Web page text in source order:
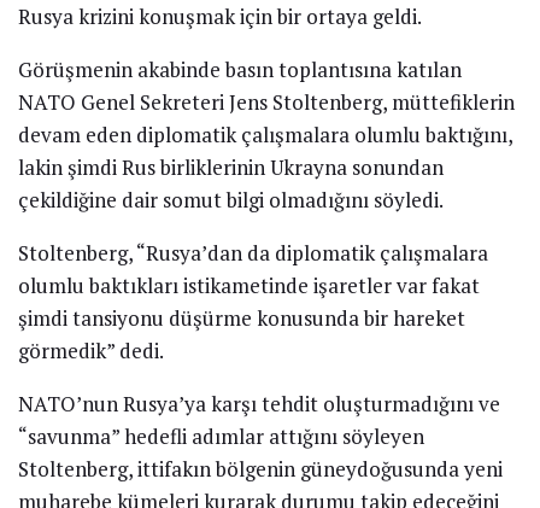
umutları yeşerirken Rus basınından krizi yine en
yüksek düzeye çıkartacak bir tez geldi.
Rus basını Ukrayna’nın ateşkesi ihlal ederek
bağımsızlığını ilan eden Luhansk Halk
Cumhuriyeti’ndeki dört bölgeye havan toplarıyla
saldırdığını duyurdu.
Ortak Denetim ve Uyum Merkezi’ne nazaran, Ukrayna
ordusu Perşembe günü saat 02:30’da Lugansk Halk
bombaları ile saldırdı.
‘PUTİN 7 BİN ASKER DAHA GÖNDERDİ’